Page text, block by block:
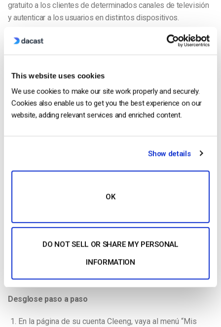
This website uses cookies
We use cookies to make our site work properly and securely.
Cookies also enable us to get you the best experience on our
website, adding relevant services and enriched content.
Show details
OK
DO NOT SELL OR SHARE MY PERSONAL
INFORMATION
gratuito a los clientes de determinados canales de televisión
y autenticar a los usuarios en distintos dispositivos.
Retransmisión de pago por visión con Dacast y
Cleeng
Ahora que hemos visto algunos casos prácticos,
Para empezar, necesitas dos cosas.
lugar, necesitarás una cuenta Cleeng creada a través de su
página
Desglose paso a paso
En la página de su cuenta Cleeng, vaya al menú “Mis